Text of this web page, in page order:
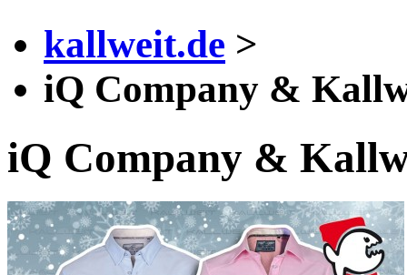
kallweit.de >
iQ Company &
iQ Company &